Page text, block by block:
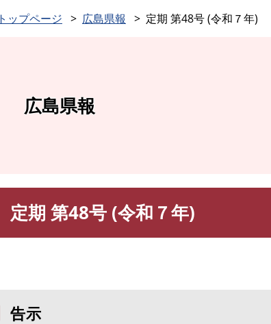
トップページ 広島県報 定期 第48号 (令和７年)
広島県報
定期 第48号 (令和７年)
告示